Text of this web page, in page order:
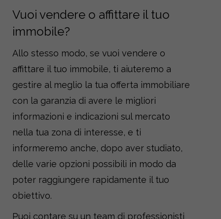
Vuoi vendere o affittare il tuo
immobile?
Allo stesso modo, se vuoi vendere o
affittare il tuo immobile, ti aiuteremo a
gestire al meglio la tua offerta immobiliare
con la garanzia di avere le migliori
informazioni e indicazioni sul mercato
nella tua zona di interesse, e ti
informeremo anche, dopo aver studiato,
delle varie opzioni possibili in modo da
poter raggiungere rapidamente il tuo
obiettivo.
Puoi contare su un team di professionisti